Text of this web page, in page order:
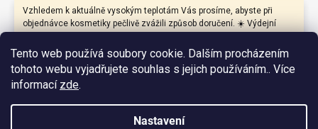
Tento web používá soubory cookie. Dalším procházením
tohoto webu vyjadřujete souhlas s jejich používáním.. Více
informací zde.
Nastavení
Vzhledem k aktuálně vysokým teplotám Vás prosíme, abyste při
objednávce kosmetiky pečlivě zvážili způsob doručení. ☀️ Výdejní
teplotám, které mohou negativně ovlivnit především produkty s
přírodními oleji, másly, vosky nebo citlivými aktivními látkami.
Pokud je to možné, doporučujeme proto zvolit doručení na výdejní
místo nebo na adresu, kde bude zásilka co nejdříve převzata.
riskovat, že Vaše objednávka zůstane přes víkend ležet na depu